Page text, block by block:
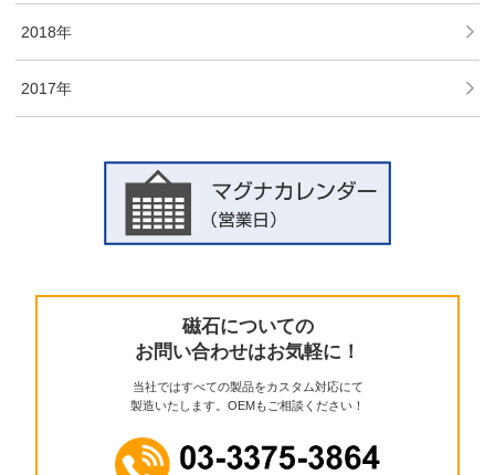
2018年
2017年
磁石についての
お問い合わせはお気軽に！
当社ではすべての製品をカスタム対応にて
製造いたします。OEMもご相談ください！